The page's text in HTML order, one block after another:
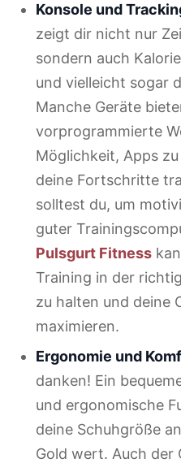
Konsole und
zeigt dir nicht nur
sondern auch
und vielleicht sogar
Manche Geräte
vorprogrammierte
Möglichkeit, Apps
deine Fortschritte
solltest du, um
guter
Pulsgurt Fitness
Training in der
zu halten und deine
maximieren.
Ergonomie und
danken! Ein
und ergonomische
deine Schuhgröße
Gold wert. Auch der